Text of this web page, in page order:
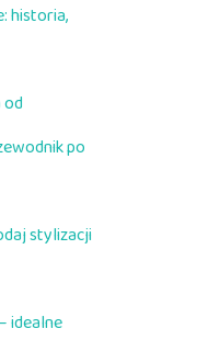
historia,
po
stylizacji
idealne